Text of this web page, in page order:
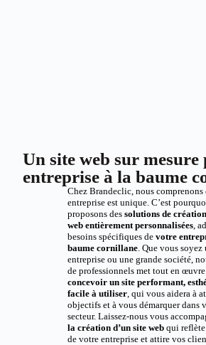
Un site web sur
entreprise à la baume
Chez Brandeclic, nous comprenons
entreprise est unique. C’est
proposons des solutions de
web entièrement personnalisées,
besoins spécifiques de votre
baume cornillane. Que vous soyez
entreprise ou une grande société,
de professionnels met tout en
concevoir un site performant,
facile à utiliser, qui vous aidera à
objectifs et à vous démarquer dans
secteur. Laissez-nous vous
la création d’un site webqui
de votre entreprise et attire vos